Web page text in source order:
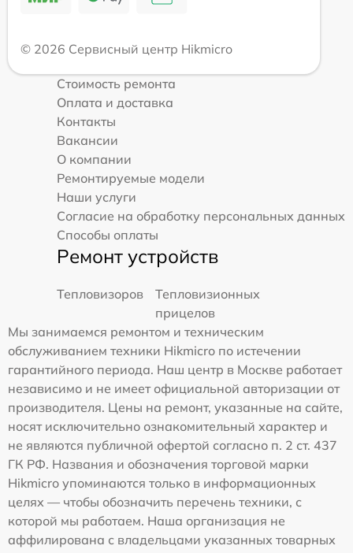
© 2026 Сервисный центр Hikmicro
Стоимость ремонта
Оплата и доставка
Контакты
Вакансии
О компании
Ремонтируемые модели
Наши услуги
Согласие на обработку персональных данных
Способы оплаты
Ремонт устройств
Тепловизоров
Тепловизионных
прицелов
Мы занимаемся ремонтом и техническим
обслуживанием техники Hikmicro по истечении
гарантийного периода. Наш центр в Москве работает
независимо и не имеет официальной авторизации от
производителя. Цены на ремонт, указанные на сайте,
носят исключительно ознакомительный характер и
не являются публичной офертой согласно п. 2 ст. 437
ГК РФ. Названия и обозначения торговой марки
Hikmicro упоминаются только в информационных
целях — чтобы обозначить перечень техники, с
которой мы работаем. Наша организация не
аффилирована с владельцами указанных товарных